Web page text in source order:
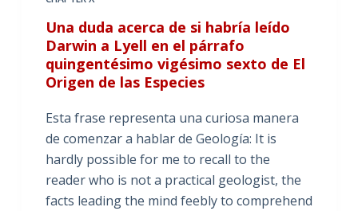
Una duda acerca de si habría leído
Darwin a Lyell en el párrafo
quingentésimo vigésimo sexto de El
Origen de las Especies
Esta frase representa una curiosa manera
de comenzar a hablar de Geología: It is
hardly possible for me to recall to the
reader who is not a practical geologist, the
facts leading the mind feebly to comprehend